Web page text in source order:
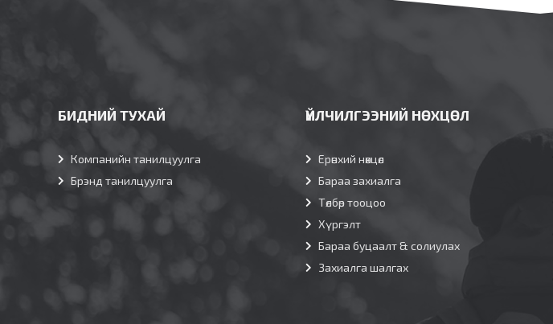
БИДНИЙ ТУХАЙ
Компанийн танилцуулга
Брэнд танилцуулга
ҮЙЛЧИЛГЭЭНИЙ НӨХЦӨЛ
Ерөнхий нөхцөл
Бараа захиалга
Төлбөр тооцоо
Хүргэлт
Бараа буцаалт & солиулах
Захиалга шалгах